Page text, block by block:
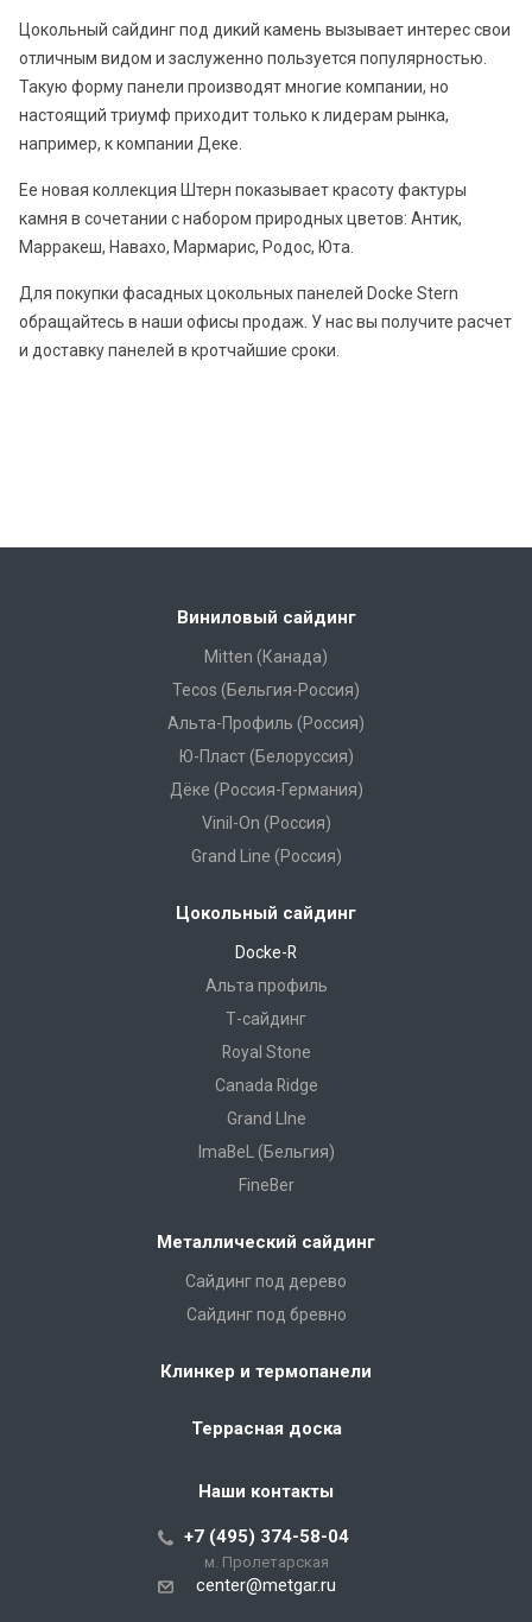
Цокольный сайдинг под дикий камень вызывает интерес свои
отличным видом и заслуженно пользуется популярностью.
Такую форму панели производят многие компании, но
настоящий триумф приходит только к лидерам рынка,
например, к компании Деке.
Ее новая коллекция Штерн показывает красоту фактуры
камня в сочетании с набором природных цветов: Антик,
Марракеш, Навахо, Мармарис, Родос, Юта.
Для покупки фасадных цокольных панелей Docke Stern
обращайтесь в наши офисы продаж. У нас вы получите расчет
и доставку панелей в кротчайшие сроки.
Виниловый сайдинг
Mitten (Канада)
Tecos (Бельгия-Россия)
Альта-Профиль (Россия)
Ю-Пласт (Белоруссия)
Дёке (Россия-Германия)
Vinil-On (Россия)
Grand Line (Россия)
Цокольный сайдинг
Docke-R
Альта профиль
Т-сайдинг
Royal Stone
Canada Ridge
Grand LIne
ImaBeL (Бельгия)
FineBer
Металлический сайдинг
Сайдинг под дерево
Сайдинг под бревно
Клинкер и термопанели
Террасная доска
Наши контакты
+7 (495) 374-58-04
м. Пролетарская
center@metgar.ru